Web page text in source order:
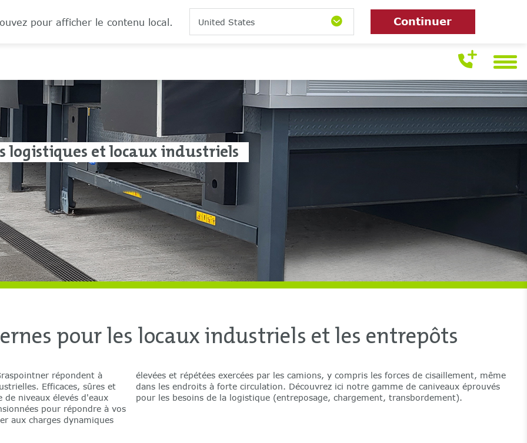
pour afficher le contenu local. United States Continuer
logistiques et locaux industriels
pour les locaux industriels et les entrepôts
répondent à
Efficaces, sûres et
de niveaux élevés d'eaux
pour répondre à vos
aux charges dynamiques
de cisaillement, même
de caniveaux éprouvés
pour les besoins de la logistique (entreposage, chargement, transbordement).